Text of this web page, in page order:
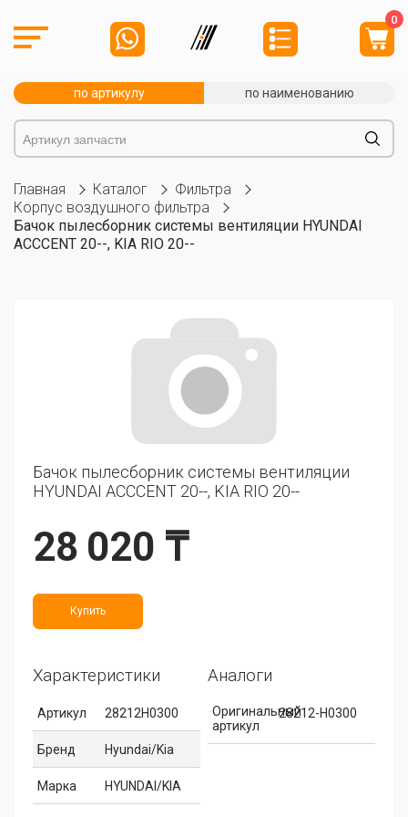
0
по артикулу по наименованию
Главная Каталог
Фильтра
Корпус воздушного фильтра
Бачок пылесборник системы вентиляции HYUNDAI
ACCCENT 20--, KIA RIO 20--
Бачок пылесборник системы вентиляции
HYUNDAI ACCCENT 20--, KIA RIO 20--
28 020 ₸
Купить
Характеристики
Артикул 28212H0300
Бренд Hyundai/Kia
Марка HYUNDAI/KIA
Аналоги
Оригинальный
артикул
28212-H0300